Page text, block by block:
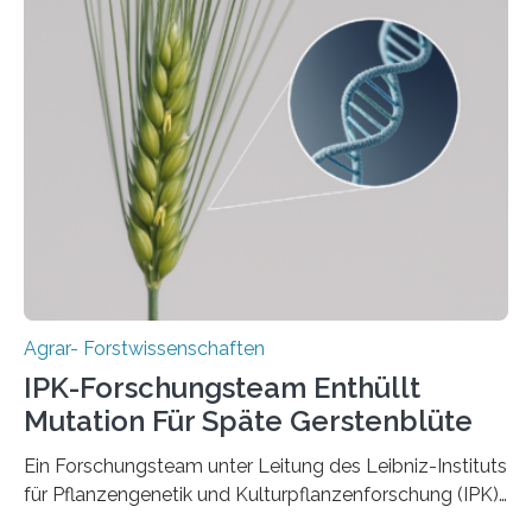
Instituts für Pflanzengenetik und
Kulturpflanzenforschung (IPK) zeigt, dass die heutige
Gerste aus verschiedenen Wildpopulationen im
sogenannten Fruchtbaren Halbmond hervorgegangen
ist. Sie besitzt also eine Art „Mosaik-Abstammung“. Die
Ergebnisse der Studie wurden heute in der
Fachzeitschrift „Nature“ veröffentlicht. Die
Forschungsgruppe hat die Evolution und…
Agrar- Forstwissenschaften
IPK-Forschungsteam Enthüllt
Mutation Für Späte Gerstenblüte
Ein Forschungsteam unter Leitung des Leibniz-Instituts
für Pflanzengenetik und Kulturpflanzenforschung (IPK)